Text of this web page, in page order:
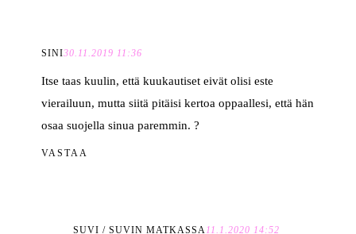
SINI30.11.2019 11:36
Itse taas kuulin, että kuukautiset eivät olisi este
vierailuun, mutta siitä pitäisi kertoa oppaallesi, että hän
osaa suojella sinua paremmin. ?
VASTAA
SUVI / SUVIN MATKASSA11.1.2020 14:52